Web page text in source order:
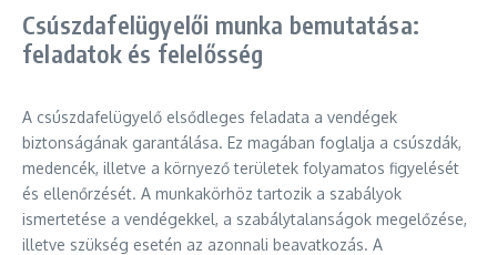
Csúszdafelügyelői munka bemutatása:
feladatok és felelősség
A csúszdafelügyelő elsődleges feladata a vendégek
biztonságának garantálása. Ez magában foglalja a csúszdák,
medencék, illetve a környező területek folyamatos figyelését
és ellenőrzését. A munkakörhöz tartozik a szabályok
ismertetése a vendégekkel, a szabálytalanságok megelőzése,
illetve szükség esetén az azonnali beavatkozás. A